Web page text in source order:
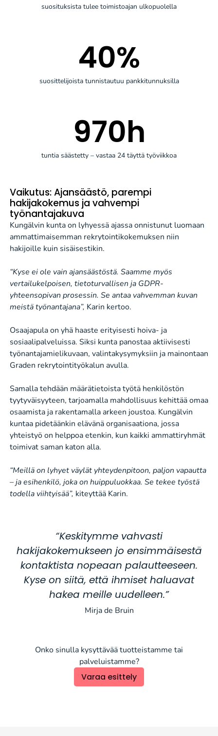
suosituksista tulee toimistoajan ulkopuolella
40%
suosittelijoista tunnistautuu pankkitunnuksilla
970h
tuntia säästetty – vastaa 24 täyttä työviikkoa
Vaikutus: Ajansäästö, parempi
hakijakokemus ja vahvempi
työnantajakuva
Kungälvin kunta on lyhyessä ajassa onnistunut luomaan
ammattimaisemman rekrytointikokemuksen niin
hakijoille kuin sisäisestikin.
“Kyse ei ole vain ajansäästöstä. Saamme myös
vertailukelpoisen, tietoturvallisen ja GDPR-
yhteensopivan prosessin. Se antaa vahvemman kuvan
meistä työnantajana”, Karin kertoo.
Osaajapula on yhä haaste erityisesti hoiva- ja
sosiaalipalveluissa. Siksi kunta panostaa aktiivisesti
työnantajamielikuvaan, valintakysymyksiin ja mainontaan
Graden rekrytointityökalun avulla.
Samalla tehdään määrätietoista työtä henkilöstön
tyytyväisyyteen, tarjoamalla mahdollisuus kehittää omaa
osaamista ja rakentamalla arkeen joustoa. Kungälvin
kuntaa pidetäänkin elävänä organisaationa, jossa
yhteistyö on helppoa etenkin, kun kaikki ammattiryhmät
toimivat saman katon alla.
“Meillä on lyhyet väylät yhteydenpitoon, paljon vapautta
– ja esihenkilö, joka on huippuluokkaa. Se tekee työstä
todella viihtyisää”, kiteyttää Karin.
“Keskitymme vahvasti
hakijakokemukseen jo ensimmäisestä
kontaktista nopeaan palautteeseen.
Kyse on siitä, että ihmiset haluavat
hakea meille uudelleen.”
Mirja de Bruin
Onko sinulla kysyttävää tuotteistamme tai
palveluistamme?
Varaa esittely